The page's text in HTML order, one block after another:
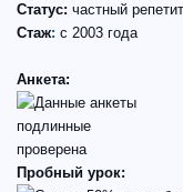
Статус: частный
Стаж: с 2003 года
Анкета:
проверена
Пробный урок: